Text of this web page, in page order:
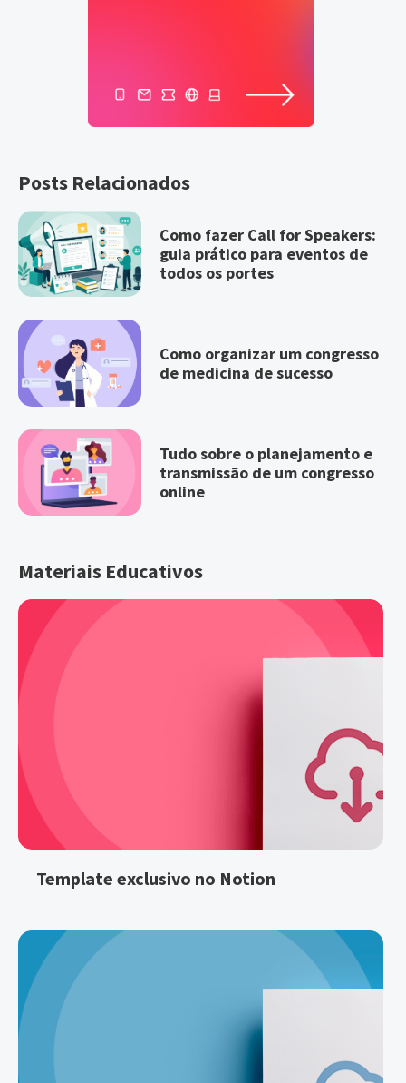
Posts Relacionados
Como fazer Call for Speakers:
guia prático para eventos de
todos os portes
Como organizar um congresso
de medicina de sucesso
Tudo sobre o planejamento e
transmissão de um congresso
online
Materiais Educativos
Template exclusivo no Notion